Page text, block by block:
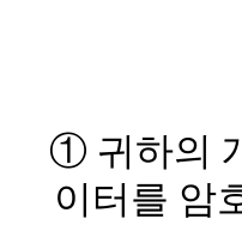
① 귀하의
이터를 암